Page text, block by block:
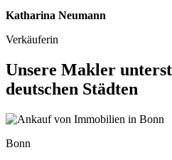
Katharina Neumann
Verkäuferin
Unsere Makler
deutschen Städten
Bonn